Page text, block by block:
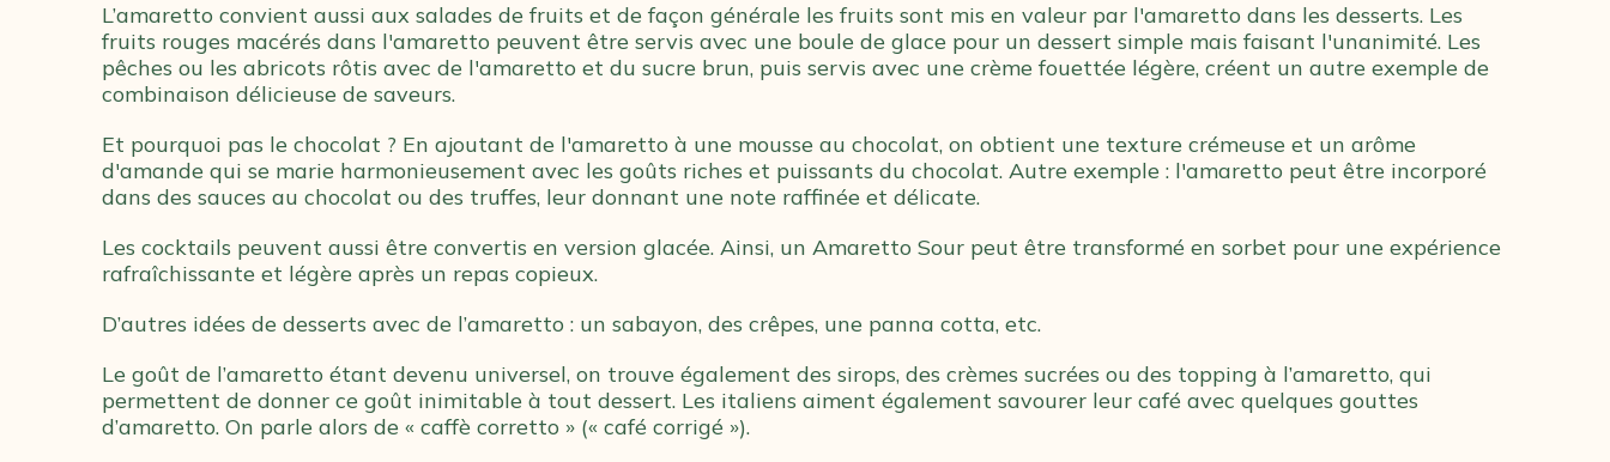
L’amaretto convient aussi aux salades de fruits et de façon générale les fruits sont mis en valeur par l'amaretto dans les desserts. Les
fruits rouges macérés dans l'amaretto peuvent être servis avec une boule de glace pour un dessert simple mais faisant l'unanimité. Les
pêches ou les abricots rôtis avec de l'amaretto et du sucre brun, puis servis avec une crème fouettée légère, créent un autre exemple de
combinaison délicieuse de saveurs.
Et pourquoi pas le chocolat ? En ajoutant de l'amaretto à une mousse au chocolat, on obtient une texture crémeuse et un arôme
d'amande qui se marie harmonieusement avec les goûts riches et puissants du chocolat. Autre exemple : l'amaretto peut être incorporé
dans des sauces au chocolat ou des truffes, leur donnant une note raffinée et délicate.
Les cocktails peuvent aussi être convertis en version glacée. Ainsi, un Amaretto Sour peut être transformé en sorbet pour une expérience
rafraîchissante et légère après un repas copieux.
D’autres idées de desserts avec de l’amaretto : un sabayon, des crêpes, une panna cotta, etc.
Le goût de l’amaretto étant devenu universel, on trouve également des sirops, des crèmes sucrées ou des topping à l’amaretto, qui
permettent de donner ce goût inimitable à tout dessert. Les italiens aiment également savourer leur café avec quelques gouttes
d’amaretto. On parle alors de « caffè corretto » (« café corrigé »).